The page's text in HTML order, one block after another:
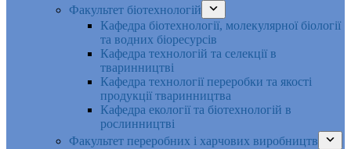
Факультет біотехнологій
Кафедра біотехнології, молекулярної біології
та водних біоресурсів
Кафедра технологій та селекції в
тваринництві
Кафедра технології переробки та якості
продукції тваринництва
Кафедра екології та біотехнологій в
рослинництві
Факультет переробних і харчових виробництв